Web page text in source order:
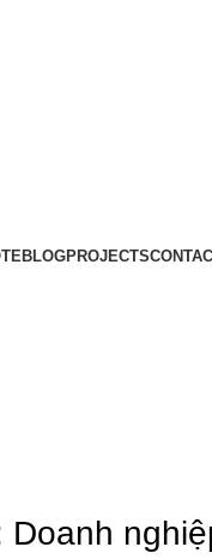
BLOGPROJECTS